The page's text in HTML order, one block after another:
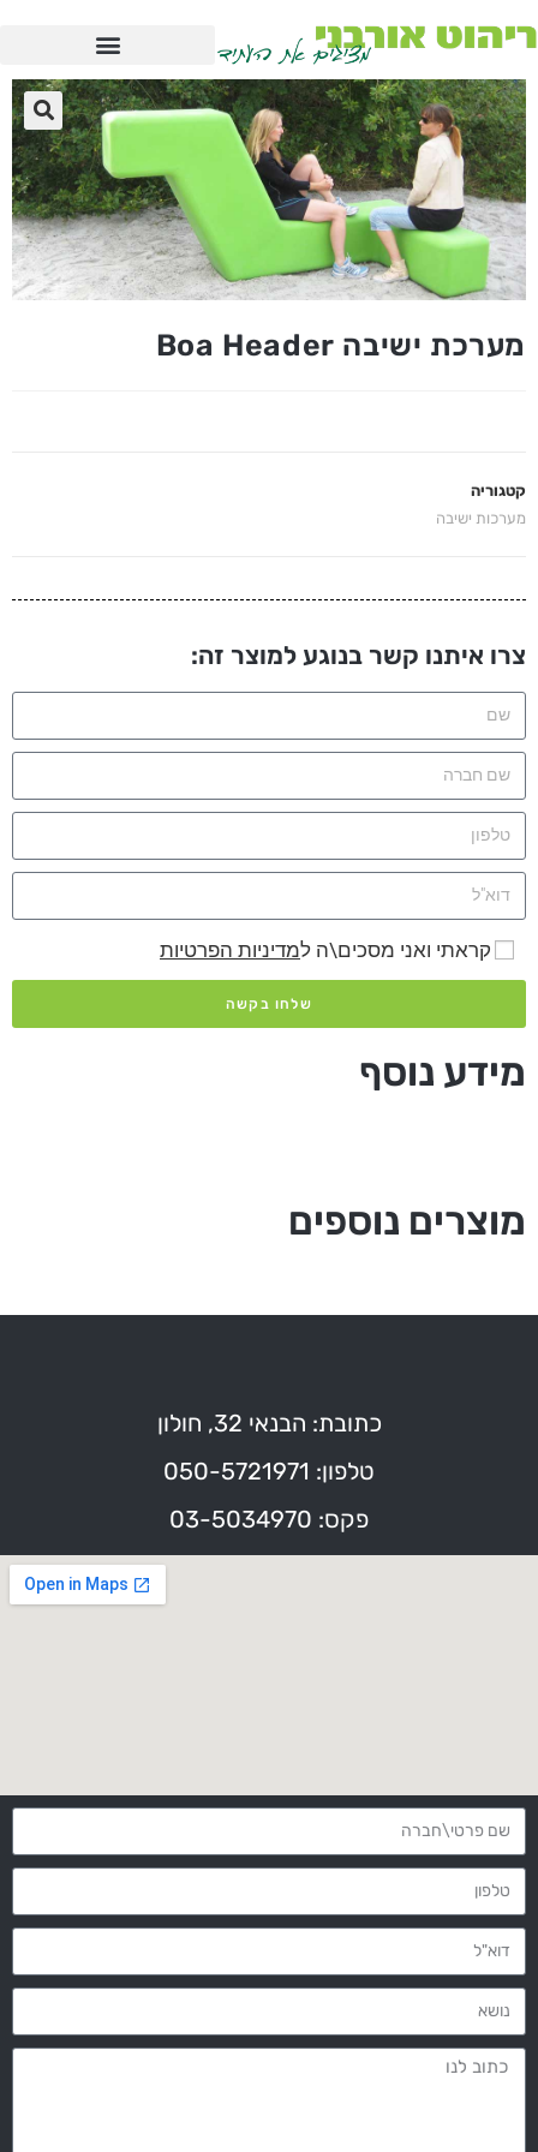
מערכת ישיבה Boa Header
קטגוריה
מערכות ישיבה
צרו איתנו קשר בנוגע למוצר זה:
קראתי ואני מסכים\ה למדיניות הפרטיות
שלחו בקשה
מידע נוסף
מוצרים נוספים
כתובת: הבנאי 32, חולון
טלפון: 050-5721971
פקס: 03-5034970